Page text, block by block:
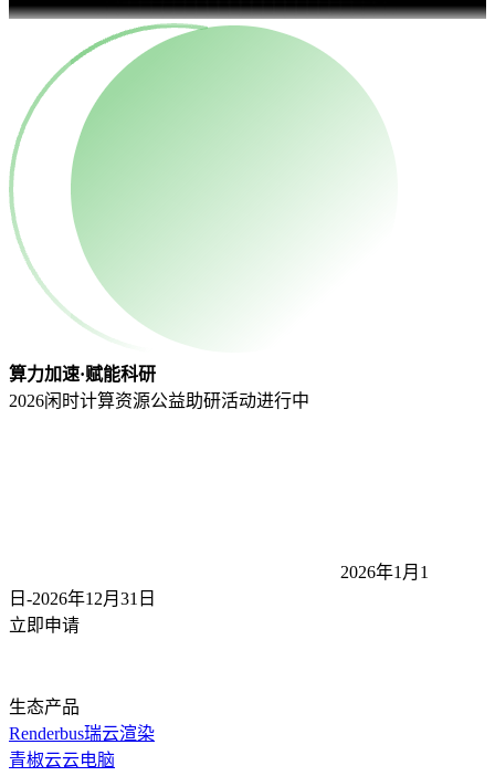
算力加速·赋能科研
2026闲时计算资源公益助研活动进行中
2026年1月1
日-2026年12月31 日
立即申请
生态产品
Renderbus瑞云渲染
青椒云云电脑